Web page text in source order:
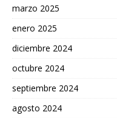
marzo 2025
enero 2025
diciembre 2024
octubre 2024
septiembre 2024
agosto 2024